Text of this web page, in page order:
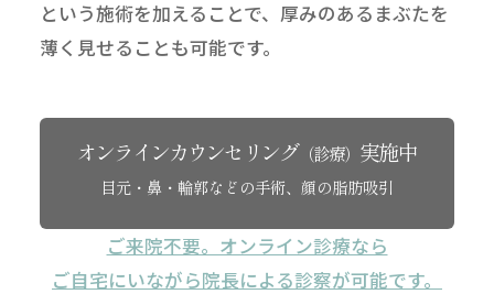
という施術を加えることで、厚みのあるまぶたを
薄く見せることも可能です。
オンラインカウンセリング（診療） 実施中
目元・鼻・輪郭などの手術、顔の脂肪吸引
ご来院不要。オンライン診療なら
ご自宅にいながら院長による診察が可能です。